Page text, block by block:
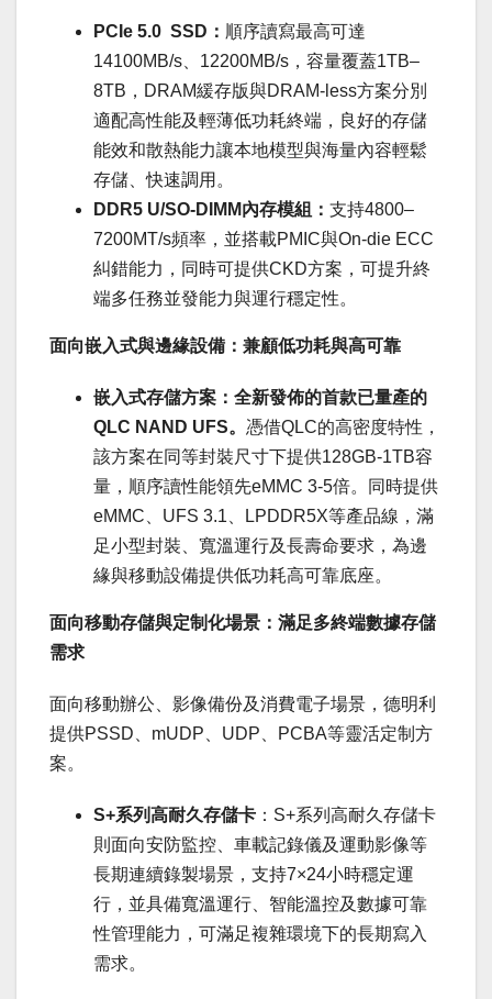
PCIe 5.0 SSD ： 順序讀寫最高可達
14100MB/s、12200MB/s，容量覆蓋1TB–
8TB，DRAM緩存版與DRAM-less方案分別
適配高性能及輕薄低功耗終端，良好的存儲
能效和散熱能力讓本地模型與海量內容輕鬆
存儲、快速調用。
DDR5 U/SO-DIMM內存模組： 支持4800–
7200MT/s頻率，並搭載PMIC與On-die ECC
糾錯能力，同時可提供CKD方案，可提升終
端多任務並發能力與運行穩定性。
面向嵌入式與邊緣設備：兼顧低功耗與高可靠
嵌入式存儲方案：全新發佈的首款已量產的
QLC NAND UFS。 憑借QLC的高密度特性，
該方案在同等封裝尺寸下提供128GB-1TB容
量，順序讀性能領先eMMC 3-5倍。同時提供
eMMC、UFS 3.1、LPDDR5X等產品線，滿
足小型封裝、寬溫運行及長壽命要求，為邊
緣與移動設備提供低功耗高可靠底座。
面向移動存儲與定制化場景：滿足多終端數據存儲
需求
面向移動辦公、影像備份及消費電子場景，德明利
提供PSSD、mUDP、UDP、PCBA等靈活定制方
案。
S+系列高耐久存儲卡 ：S+系列高耐久存儲卡
則面向安防監控、車載記錄儀及運動影像等
長期連續錄製場景，支持7×24小時穩定運
行，並具備寬溫運行、智能溫控及數據可靠
性管理能力，可滿足複雜環境下的長期寫入
需求。